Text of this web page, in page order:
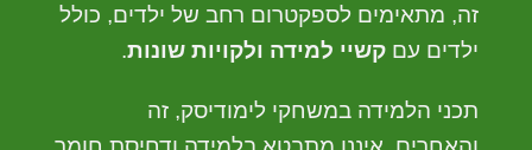
זה, מתאימים לספקטרום רחב של ילדים, כולל
ילדים עם קשיי למידה ולקויות שונות.
תכני הלמידה במשחקי לימודיסק, זה